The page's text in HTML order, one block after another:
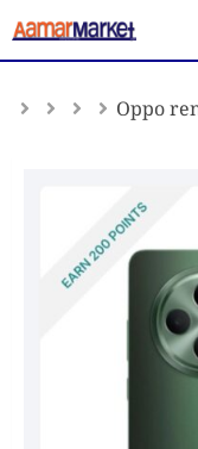
Skip
to
Oppo